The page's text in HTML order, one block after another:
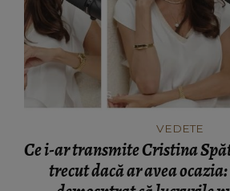
VEDETE
Ce i-ar transmite Cristina
trecut dacă ar avea